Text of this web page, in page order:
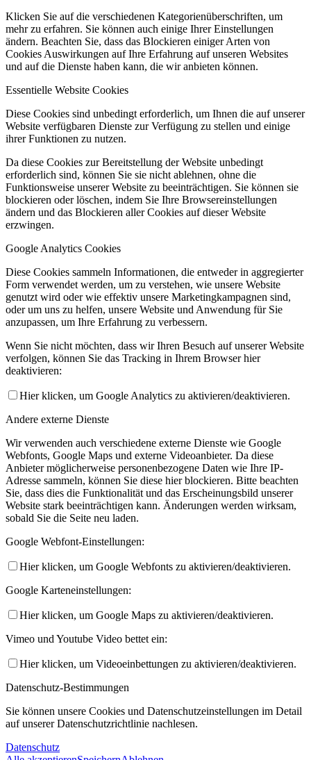
Klicken Sie auf die verschiedenen Kategorienüberschriften, um
mehr zu erfahren. Sie können auch einige Ihrer Einstellungen
ändern. Beachten Sie, dass das Blockieren einiger Arten von
Cookies Auswirkungen auf Ihre Erfahrung auf unseren Websites
und auf die Dienste haben kann, die wir anbieten können.
Essentielle Website Cookies
Diese Cookies sind unbedingt erforderlich, um Ihnen die auf unserer
Website verfügbaren Dienste zur Verfügung zu stellen und einige
ihrer Funktionen zu nutzen.
Da diese Cookies zur Bereitstellung der Website unbedingt
erforderlich sind, können Sie sie nicht ablehnen, ohne die
Funktionsweise unserer Website zu beeinträchtigen. Sie können sie
blockieren oder löschen, indem Sie Ihre Browsereinstellungen
ändern und das Blockieren aller Cookies auf dieser Website
erzwingen.
Google Analytics Cookies
Diese Cookies sammeln Informationen, die entweder in aggregierter
Form verwendet werden, um zu verstehen, wie unsere Website
genutzt wird oder wie effektiv unsere Marketingkampagnen sind,
oder um uns zu helfen, unsere Website und Anwendung für Sie
anzupassen, um Ihre Erfahrung zu verbessern.
Wenn Sie nicht möchten, dass wir Ihren Besuch auf unserer Website
verfolgen, können Sie das Tracking in Ihrem Browser hier
deaktivieren:
Hier klicken, um Google Analytics zu aktivieren/deaktivieren.
Andere externe Dienste
Wir verwenden auch verschiedene externe Dienste wie Google
Webfonts, Google Maps und externe Videoanbieter. Da diese
Anbieter möglicherweise personenbezogene Daten wie Ihre IP-
Adresse sammeln, können Sie diese hier blockieren. Bitte beachten
Sie, dass dies die Funktionalität und das Erscheinungsbild unserer
Website stark beeinträchtigen kann. Änderungen werden wirksam,
sobald Sie die Seite neu laden.
Google Webfont-Einstellungen:
Hier klicken, um Google Webfonts zu aktivieren/deaktivieren.
Google Karteneinstellungen:
Hier klicken, um Google Maps zu aktivieren/deaktivieren.
Vimeo und Youtube Video bettet ein:
Hier klicken, um Videoeinbettungen zu aktivieren/deaktivieren.
Datenschutz-Bestimmungen
Sie können unsere Cookies und Datenschutzeinstellungen im Detail
auf unserer Datenschutzrichtlinie nachlesen.
Datenschutz